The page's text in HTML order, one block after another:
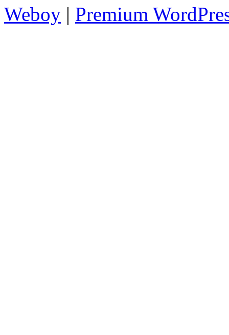
Weboy | Premium